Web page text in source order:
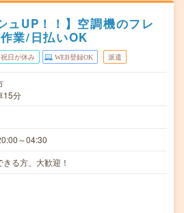
ュUP！！】空調機のフレ
業/日払いOK
祝日が休み WEB登録OK 派遣
15分
～04:30
る方、大歓迎！